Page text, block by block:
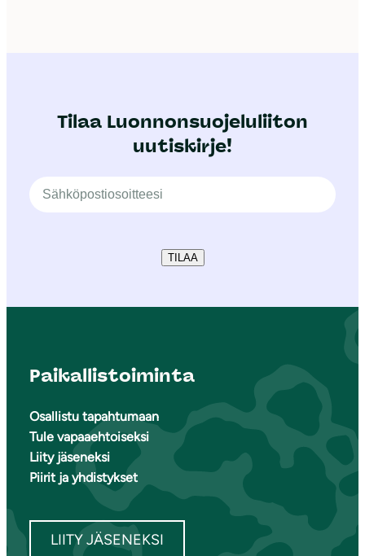
Tilaa Luonnonsuojeluliiton
uutiskirje!
TILAA
Paikallistoiminta
Osallistu tapahtumaan
Tule vapaaehtoiseksi
Liity jäseneksi
Piirit ja yhdistykset
LIITY JÄSENEKSI